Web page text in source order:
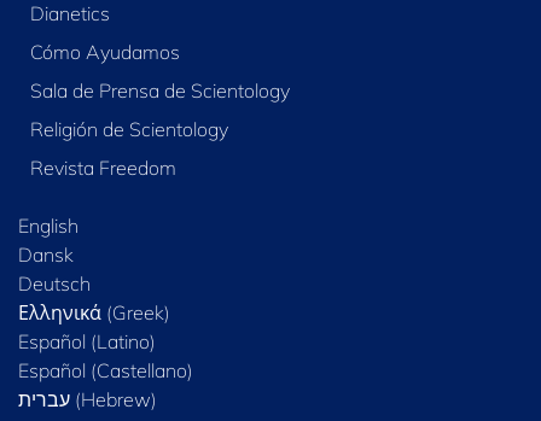
Dianetics
Cómo Ayudamos
Sala de Prensa de Scientology
Religión de Scientology
Revista Freedom
English
Dansk
Deutsch
Ελληνικά (Greek)
Español (Latino)
Español (Castellano)